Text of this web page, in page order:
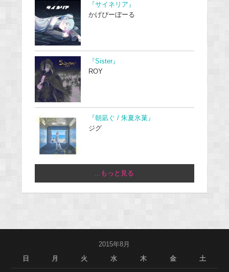
『サイネリア』
かげぴーぼーる
『Sister』
ROY
『朝凪ぐ / 朱夏氷菓』
ジグ
...もっと見る
2015年8月
日
月 火 水 木 金 土